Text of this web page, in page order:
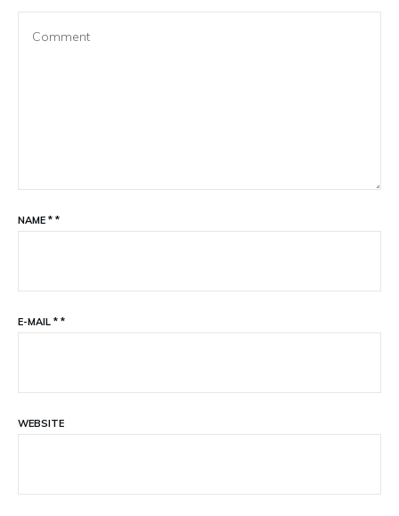
NAME * *
E-MAIL * *
WEBSITE